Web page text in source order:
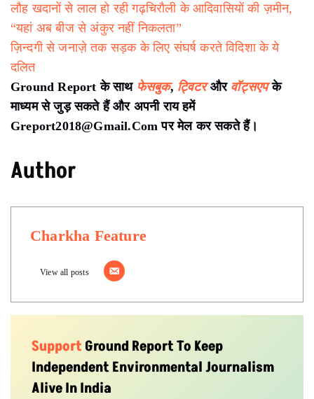
लौह खदानों से लाल हो रही गढ़चिरौली के आदिवासियों की ज़मीन,
“यहां अब बीज से अंकुर नहीं निकलता”
ज़िन्दगी से जनाज़े तक सड़क के लिए संघर्ष करते विदिशा के ये
दलित
Ground Report के साथ फेसबुक, ट्विटरऔर वॉट्सएपके
माध्यम से जुड़ सकते हैं और अपनी राय हमें
Greport2018@Gmail.Com पर मेल कर सकते हैं।
Author
Charkha Feature
View all posts
SupportGround Report To Keep
Independent Environmental Journalism
Alive In India